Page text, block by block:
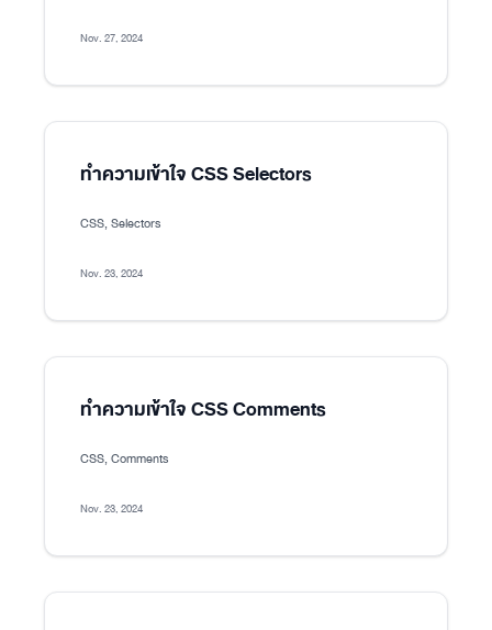
Nov. 27, 2024
ทำความเข้าใจ CSS Selectors
CSS, Selectors
Nov. 23, 2024
ทำความเข้าใจ CSS Comments
CSS, Comments
Nov. 23, 2024